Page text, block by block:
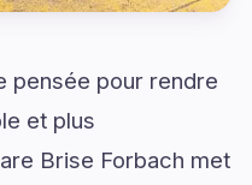
pensée pour rendre
et plus
Brise Forbach met